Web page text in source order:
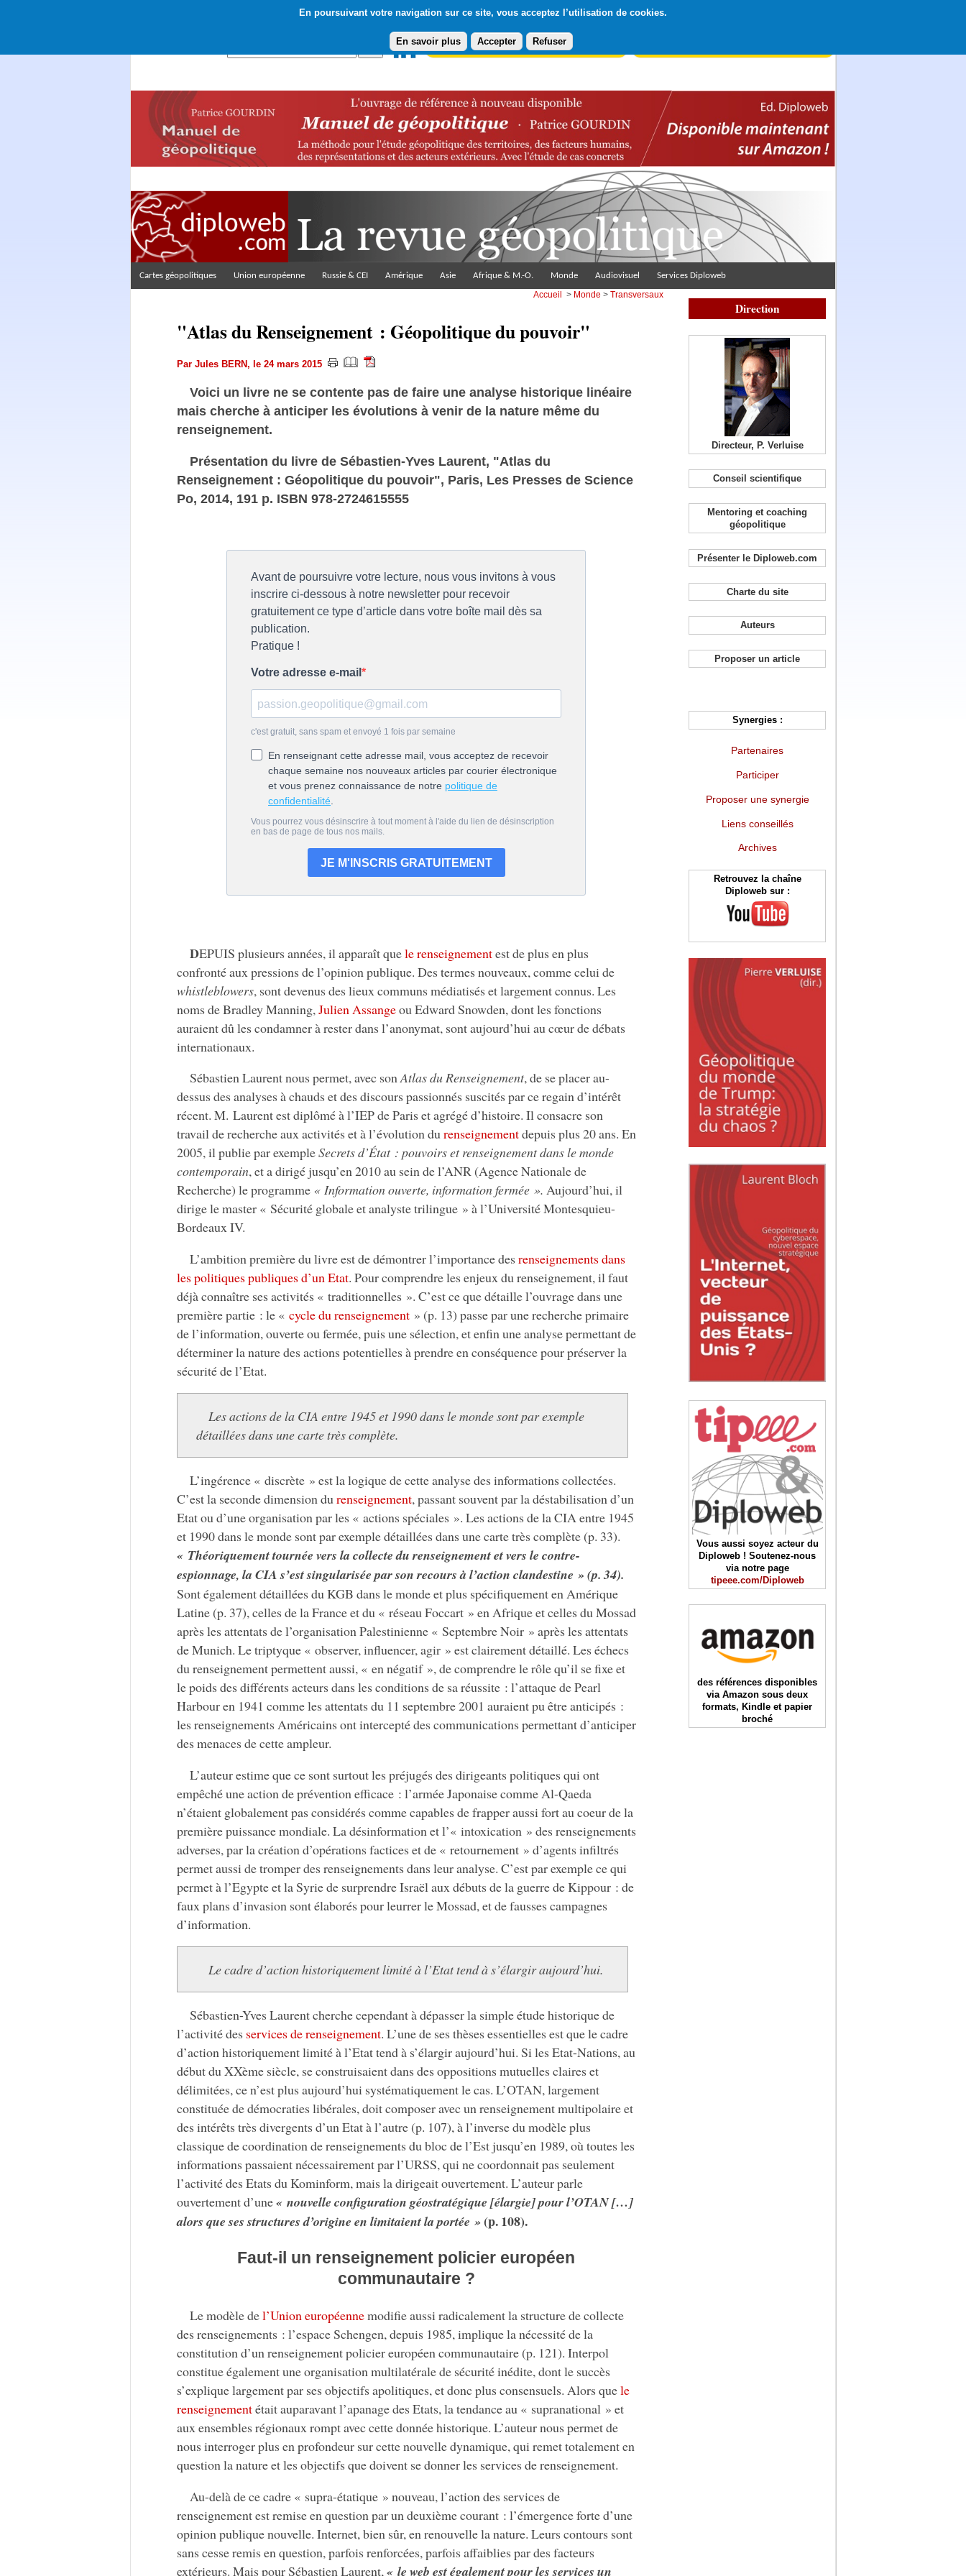
En poursuivant votre navigation sur ce site, vous acceptez l’utilisation de cookies.
En savoir plus Accepter Refuser
Abonnement gratuit à la Lettre du Diploweb
Cartes géopolitiques Union européenne Russie & CEI Amérique Asie Afrique & M.-O. Monde Audiovisuel Services Diploweb
Accueil > Monde >Transversaux
"Atlas du Renseignement : Géopolitique du pouvoir"
Par Jules BERN, le 24 mars 2015
Voici un livre ne se contente pas de faire une analyse historique linéaire
mais cherche à anticiper les évolutions à venir de la nature même du
renseignement.
Présentation du livre de Sébastien-Yves Laurent, "Atlas du
Renseignement : Géopolitique du pouvoir", Paris, Les Presses de Science
Po, 2014, 191 p. ISBN 978-2724615555
DEPUIS plusieurs années, il apparaît quele renseignementest de plus en plus
confronté aux pressions de l’opinion publique. Des termes nouveaux, comme celui de
whistleblowers, sont devenus des lieux communs médiatisés et largement connus. Les
noms de Bradley Manning, Julien Assangeou Edward Snowden, dont les fonctions
auraient dû les condamner à rester dans l’anonymat, sont aujourd’hui au cœur de débats
internationaux.
Sébastien Laurent nous permet, avec sonAtlas du Renseignement, de se placer au-
dessus des analyses à chauds et des discours passionnés suscités par ce regain d’intérêt
récent. M. Laurent est diplômé à l’IEP de Paris et agrégé d’histoire. Il consacre son
travail de recherche aux activités et à l’évolution durenseignementdepuis plus 20 ans. En
2005, il publie par exempleSecrets d’État : pouvoirs et renseignement dans le monde
contemporain, et a dirigé jusqu’en 2010 au sein de l’ANR (Agence Nationale de
Recherche) le programme« Information ouverte, information fermée ». Aujourd’hui, il
dirige le master « Sécurité globale et analyste trilingue » à l’Université Montesquieu-
Bordeaux IV.
L’ambition première du livre est de démontrer l’importance des renseignements dans
les politiques publiques d’un Etat. Pour comprendre les enjeux du renseignement, il faut
déjà connaître ses activités « traditionnelles ». C’est ce que détaille l’ouvrage dans une
première partie : le « cycle du renseignement» (p. 13) passe par une recherche primaire
de l’information, ouverte ou fermée, puis une sélection, et enfin une analyse permettant de
déterminer la nature des actions potentielles à prendre en conséquence pour préserver la
sécurité de l’Etat.
Les actions de la CIA entre 1945 et 1990 dans le monde sont par exemple
détaillées dans une carte très complète.
L’ingérence « discrète » est la logique de cette analyse des informations collectées.
C’est la seconde dimension durenseignement, passant souvent par la déstabilisation d’un
Etat ou d’une organisation par les « actions spéciales ». Les actions de la CIA entre 1945
et 1990 dans le monde sont par exemple détaillées dans une carte très complète (p. 33).
« Théoriquement tournée vers la collecte du renseignement et vers le contre-
espionnage, la CIA s’est singularisée par son recours à l’action clandestine » (p. 34).
Sont également détaillées du KGB dans le monde et plus spécifiquement en Amérique
Latine (p. 37), celles de la France et du « réseau Foccart » en Afrique et celles du Mossad
après les attentats de l’organisation Palestinienne « Septembre Noir » après les attentats
de Munich. Le triptyque « observer, influencer, agir » est clairement détaillé. Les échecs
du renseignement permettent aussi, « en négatif », de comprendre le rôle qu’il se fixe et
le poids des différents acteurs dans les conditions de sa réussite : l’attaque de Pearl
Harbour en 1941 comme les attentats du 11 septembre 2001 auraient pu être anticipés :
les renseignements Américains ont intercepté des communications permettant d’anticiper
des menaces de cette ampleur.
L’auteur estime que ce sont surtout les préjugés des dirigeants politiques qui ont
empêché une action de prévention efficace : l’armée Japonaise comme Al-Qaeda
n’étaient globalement pas considérés comme capables de frapper aussi fort au coeur de la
première puissance mondiale. La désinformation et l’« intoxication » des renseignements
adverses, par la création d’opérations factices et de « retournement » d’agents infiltrés
permet aussi de tromper des renseignements dans leur analyse. C’est par exemple ce qui
permet à l’Egypte et la Syrie de surprendre Israël aux débuts de la guerre de Kippour : de
faux plans d’invasion sont élaborés pour leurrer le Mossad, et de fausses campagnes
d’information.
Le cadre d’action historiquement limité à l’Etat tend à s’élargir aujourd’hui.
Sébastien-Yves Laurent cherche cependant à dépasser la simple étude historique de
l’activité des services de renseignement. L’une de ses thèses essentielles est que le cadre
d’action historiquement limité à l’Etat tend à s’élargir aujourd’hui. Si les Etat-Nations, au
début du XXème siècle, se construisaient dans des oppositions mutuelles claires et
délimitées, ce n’est plus aujourd’hui systématiquement le cas. L’OTAN, largement
constituée de démocraties libérales, doit composer avec un renseignement multipolaire et
des intérêts très divergents d’un Etat à l’autre (p. 107), à l’inverse du modèle plus
classique de coordination de renseignements du bloc de l’Est jusqu’en 1989, où toutes les
informations passaient nécessairement par l’URSS, qui ne coordonnait pas seulement
l’activité des Etats du Kominform, mais la dirigeait ouvertement. L’auteur parle
ouvertement d’une« nouvelle configuration géostratégique [élargie] pour l’OTAN […]
alors que ses structures d’origine en limitaient la portée » (p. 108).
Faut-il un renseignement policier européen
communautaire ?
Le modèle del’Union européennemodifie aussi radicalement la structure de collecte
des renseignements : l’espace Schengen, depuis 1985, implique la nécessité de la
constitution d’un renseignement policier européen communautaire (p. 121). Interpol
constitue également une organisation multilatérale de sécurité inédite, dont le succès
s’explique largement par ses objectifs apolitiques, et donc plus consensuels. Alors quele
renseignementétait auparavant l’apanage des Etats, la tendance au « supranational » et
aux ensembles régionaux rompt avec cette donnée historique. L’auteur nous permet de
nous interroger plus en profondeur sur cette nouvelle dynamique, qui remet totalement en
question la nature et les objectifs que doivent se donner les services de renseignement.
Au-delà de ce cadre « supra-étatique » nouveau, l’action des services de
renseignement est remise en question par un deuxième courant : l’émergence forte d’une
opinion publique nouvelle. Internet, bien sûr, en renouvelle la nature. Leurs contours sont
sans cesse remis en question, parfois renforcées, parfois affaiblies par des facteurs
extérieurs. Mais pour Sébastien Laurent, « le web est également pour les services un
Direction
Directeur, P. Verluise
Conseil scientifique
Mentoring et coaching
géopolitique
Présenter le Diploweb.com
Charte du site
Auteurs
Proposer un article
Synergies :
Partenaires
Participer
Proposer une synergie
Liens conseillés
Archives
Retrouvez la chaîne
Diploweb sur :
Vous aussi soyez acteur du
Diploweb ! Soutenez-nous
via notre page
tipeee.com/Diploweb
des références disponibles
via Amazon sous deux
formats, Kindle et papier
broché